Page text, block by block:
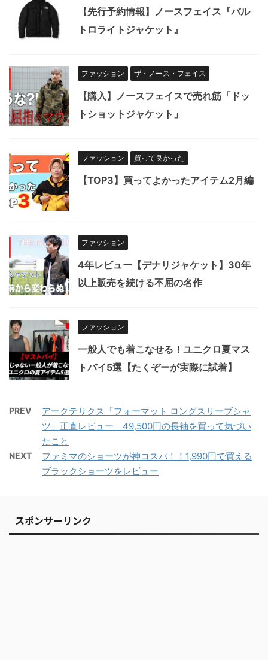
【先行予約情報】ノースフェイス『バル
トロライトジャケット』
ファッション ザ・ノース・フェイス
【購入】ノースフェイスで売れ筋「ドッ
トショットジャケット」
ファッション 買って良かった
【TOP3】買ってよかったアイテム2月編
ファッション
4年レビュー【デナリジャケット】30年
以上販売を続ける不屈の名作
ファッション
一般人でも着こなせる！ユニクロ夏マス
トバイ5選【たくぞーが実際に試着】
PREV
アークテリクス「フォーマット ロングスリーブシャ
ツ」正直レビュー｜49,500円の長袖を買って気づい
たこと
NEXT
ファミマのショーツが神コスパ！！1,990円で買える
ブラックショーツをレビュー
スポンサーリンク